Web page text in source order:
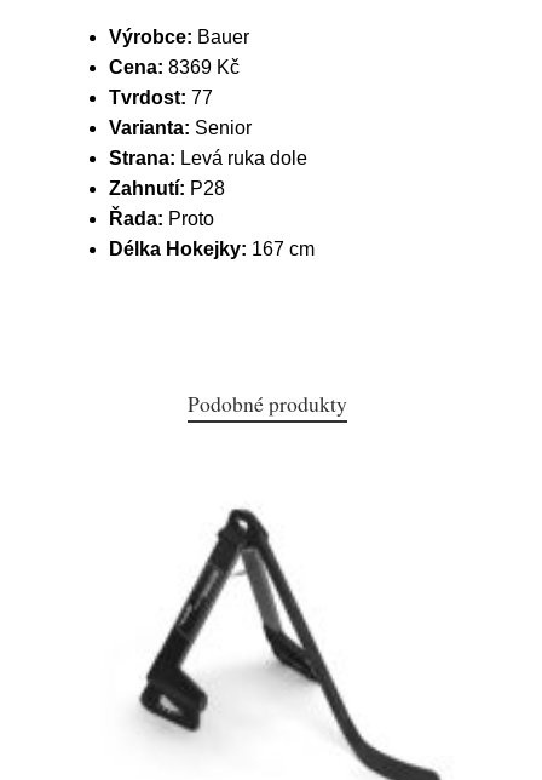
Výrobce: Bauer
Cena: 8369 Kč
Tvrdost: 77
Varianta: Senior
Strana: Levá ruka dole
Zahnutí: P28
Řada: Proto
Délka Hokejky: 167 cm
Podobné produkty